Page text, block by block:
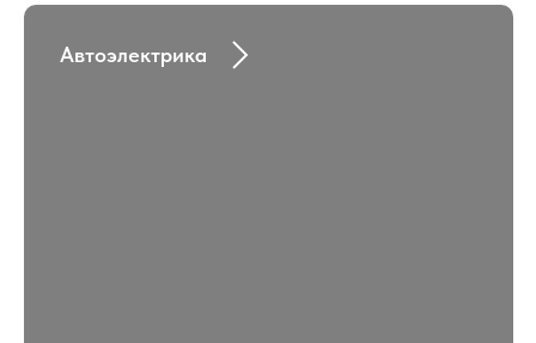
Автоэлектрика